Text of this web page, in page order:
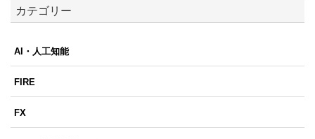
カテゴリー
AI・人工知能
FIRE
FX